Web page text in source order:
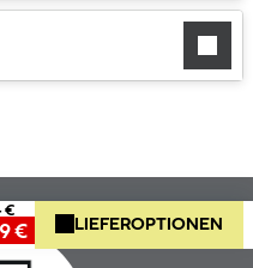
€
€ LIEFEROPTIONEN